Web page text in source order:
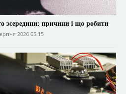
зсередини: причини і що робити
2026 05:15